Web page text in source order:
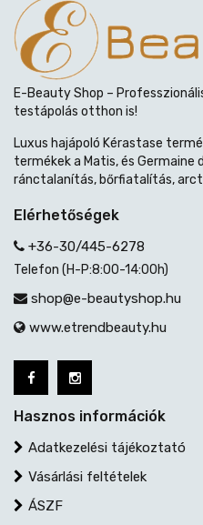
E-Beauty Shop –
testápolás otthon is!
Luxus hajápoló Kérastase
termékek a Matis, és Germaine
ránctalanítás, bőrfiatalítás,
Elérhetőségek
+36-30/445-6278
Telefon (H-P:8:00-14:00h)
shop@e-beautyshop.hu
www.etrendbeauty.hu
Hasznos információk
Adatkezelési tájékoztató
Vásárlási feltételek
ÁSZF